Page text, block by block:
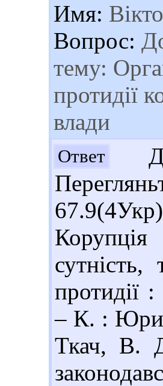
Имя:
Вопрос:
тему:
протидії
влади
Ответ
сутність,
– К. :
Ткач, В.